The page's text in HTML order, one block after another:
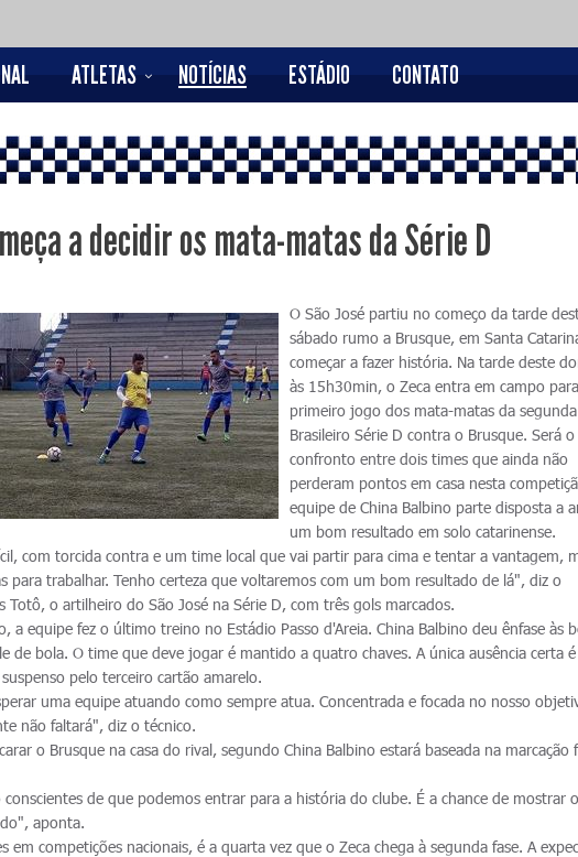
ATLETAS NOTÍCIAS ESTÁDIO CONTATO
a decidir os mata-matas da Série D
O São José partiu no começo da tarde
sábado rumo a Brusque, em Santa
começar a fazer história. Na tarde deste
às 15h30min, o Zeca entra em campo
primeiro jogo dos mata-matas da
Brasileiro Série D contra o Brusque. Será o
confronto entre dois times que ainda não
perderam pontos em casa nesta
equipe de China Balbino parte disposta a
um bom resultado em solo catarinense.
com torcida contra e um time local que vai partir para cima e tentar a vantagem,
para trabalhar. Tenho certeza que voltaremos com um bom resultado de lá", diz o
Totô, o artilheiro do São José na Série D, com três gols marcados.
a equipe fez o último treino no Estádio Passo d'Areia. China Balbino deu ênfase às
de bola. O time que deve jogar é mantido a quatro chaves. A única ausência certa
pelo terceiro cartão amarelo.
uma equipe atuando como sempre atua. Concentrada e focada no nosso
não faltará", diz o técnico.
o Brusque na casa do rival, segundo China Balbino estará baseada na marcação
de que podemos entrar para a história do clube. É a chance de mostrar
aponta.
em competições nacionais, é a quarta vez que o Zeca chega à segunda fase. A